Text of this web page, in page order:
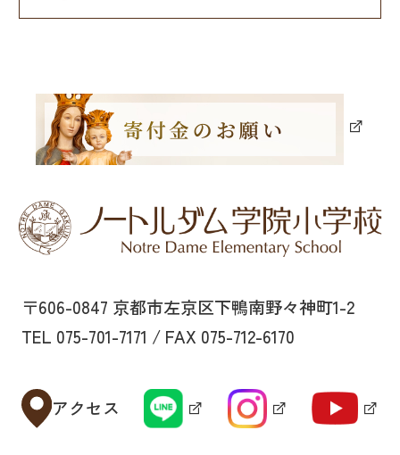
〒606-0847 京都市左京区下鴨南野々神町1-2
TEL 075-701-7171 / FAX 075-712-6170
アクセス